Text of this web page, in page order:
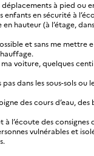
déplacements à pied ou
enfants en sécurité à
en hauteur (à l’étage,
et sans me mettre
ma voiture, quelques
pas dans les sous-sols ou
des cours d’eau,
à l’écoute des
vulnérables et